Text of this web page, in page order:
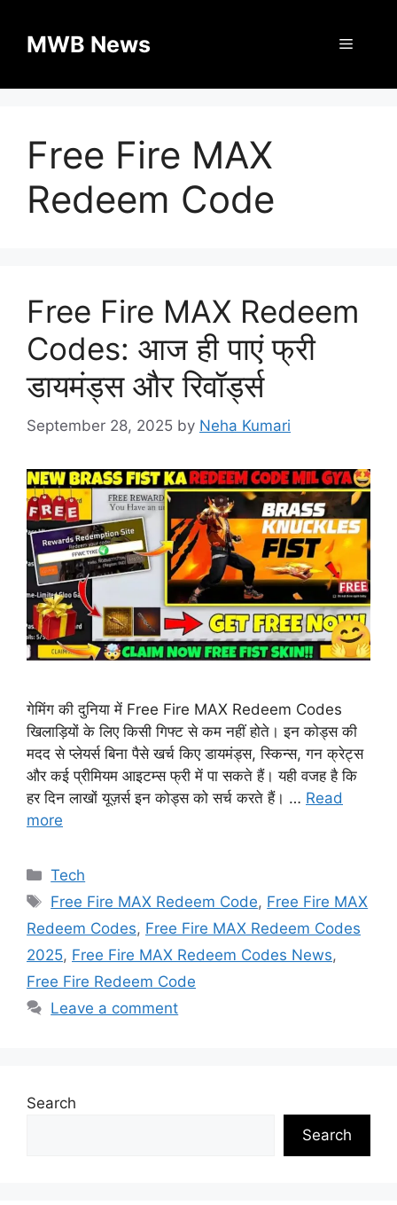
contentMWB News Menu
Free Fire MAX
Redeem Code
Free Fire MAX Redeem
Codes: आज ही पाएं फ्री
डायमंड्स और रिवॉर्ड्स
September 28, 2025 by Neha Kumari
गेमिंग की दुनिया में Free Fire MAX Redeem Codes
खिलाड़ियों के लिए किसी गिफ्ट से कम नहीं होते। इन कोड्स की
मदद से प्लेयर्स बिना पैसे खर्च किए डायमंड्स, स्किन्स, गन क्रेट्स
और कई प्रीमियम आइटम्स फ्री में पा सकते हैं। यही वजह है कि
हर दिन लाखों यूज़र्स इन कोड्स को सर्च करते हैं। … Read
more
Categories
Tech
Tags
Free Fire MAX Redeem Code, Free Fire MAX
Redeem Codes, Free Fire MAX Redeem Codes
2025, Free Fire MAX Redeem Codes News,
Free Fire Redeem Code
Leave a comment
Search
Search